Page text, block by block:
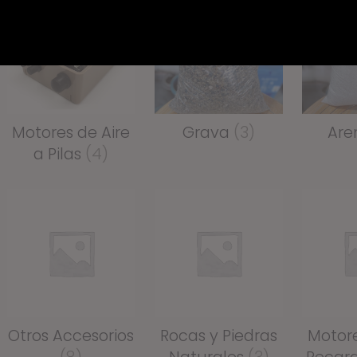
Motores de Aire
a Pilas (4)
Grava (3)
Otros Accesorios
Rocas y Piedras